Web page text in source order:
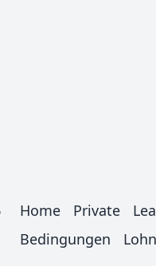
Home Private
Bedingungen